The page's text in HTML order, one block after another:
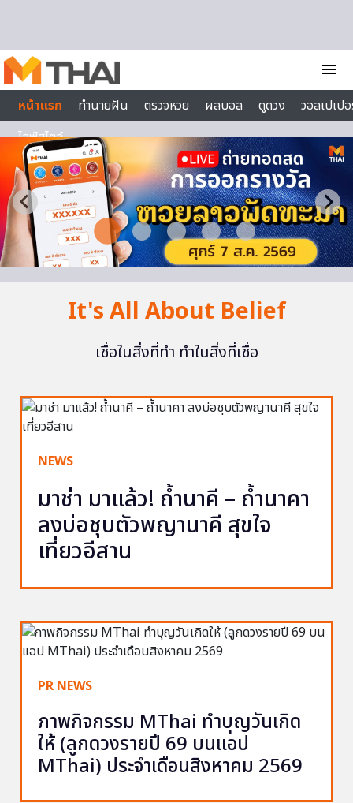
menu
หน้าแรก
ทำนายฝัน ตรวจหวย ผลบอล ดูดวง
วอลเปเป
ไลฟ์สไตล์
It's All About Belief
เชื่อในสิ่งที่ทำ ทำในสิ่งที่เชื่อ
NEWS
มาช่า มาแล้ว! ถ้ำนาคี – ถ้ำนาคา
ลงบ่อชุบตัวพญานาคี สุขใจ
เที่ยวอีสาน
PR NEWS
ภาพกิจกรรม MThai ทำบุญวันเกิด
ให้ (ลูกดวงรายปี 69 บนแอป
MThai) ประจำเดือนสิงหาคม 2569